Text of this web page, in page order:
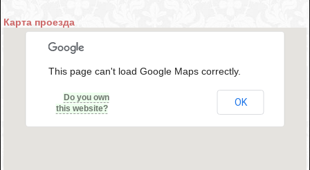
Карта проезда
This page can't load Google Maps correctly.
Do you own
this website?
OK